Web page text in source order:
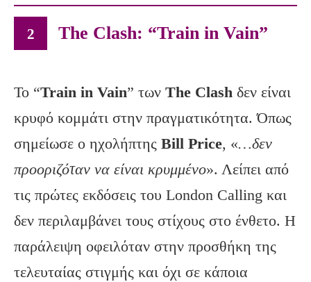
2 The Clash: “Train in Vain”
Το “Train in Vain” των The Clash δεν είναι
κρυφό κομμάτι στην πραγματικότητα. Όπως
σημείωσε ο ηχολήπτης Bill Price, «…δεν
προοριζόταν να είναι κρυμμένο». Λείπει από
τις πρώτες εκδόσεις του London Calling και
δεν περιλαμβάνει τους στίχους στο ένθετο. Η
παράλειψη οφειλόταν στην προσθήκη της
τελευταίας στιγμής και όχι σε κάποια